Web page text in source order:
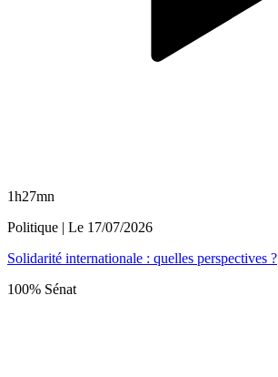
1h27mn
Politique | Le 17/07/2026
Solidarité internationale : quelles perspectives ?
100% Sénat